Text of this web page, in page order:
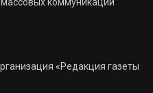
«Редакция газеты